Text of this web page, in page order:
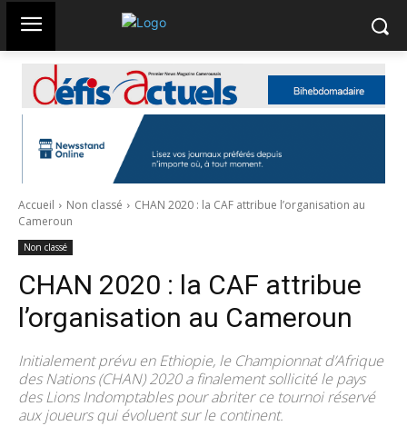
Accueil Non classé
CHAN 2020 : la CAF attribue l’organisation au
Cameroun
Non classé
CHAN 2020 : la CAF attribue
l’organisation au Cameroun
Initialement prévu en Ethiopie, le Championnat d’Afrique
des Nations (CHAN) 2020 a finalement sollicité le pays
des Lions Indomptables pour abriter ce tournoi réservé
aux joueurs qui évoluent sur le continent.